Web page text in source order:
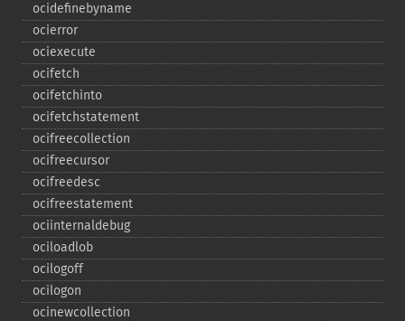
ocidefinebyname
ocierror
ociexecute
ocifetch
ocifetchinto
ocifetchstatement
ocifreecollection
ocifreecursor
ocifreedesc
ocifreestatement
ociinternaldebug
ociloadlob
ocilogoff
ocilogon
ocinewcollection